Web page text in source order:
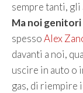
sempre tanti,
Ma noi
spessoAlex
davanti a noi,
uscire in auto o
gas, di